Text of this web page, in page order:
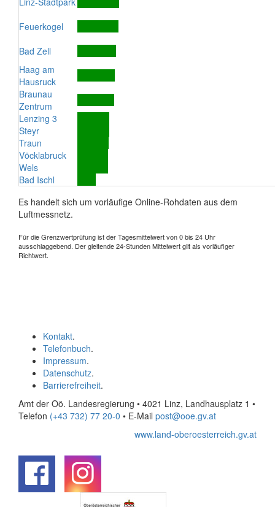
Feuerkogel
Bad Zell
Haag am
Hausruck
Braunau
Zentrum
Lenzing 3
Steyr
Traun
Vöcklabruck
Wels
Bad Ischl
Es handelt sich um vorläufige Online-Rohdaten aus dem
Luftmessnetz.
Für die Grenzwertprüfung ist der Tagesmittelwert von 0 bis 24 Uhr
ausschlaggebend. Der gleitende 24-Stunden Mittelwert gilt als vorläufiger
Richtwert.
Kontakt.
Telefonbuch.
Impressum.
Datenschutz.
Barrierefreiheit.
Amt der Oö. Landesregierung • 4021 Linz, Landhausplatz 1 •
Telefon (+43 732) 77 20-0 • E-Mail post@ooe.gv.at
www.land-oberoesterreich.gv.at